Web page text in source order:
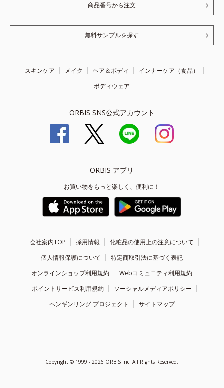
商品番号から注文
無料サンプルを探す
スキンケア メイク ヘア＆ボディ
インナーケア（食品）
ボディウェア
ORBIS SNS公式アカウント
ORBIS アプリ
お買い物をもっと楽しく、便利に！
会社案内TOP 採用情報
化粧品の使用上の注意について
個人情報保護について
特定商取引法に基づく表記
オンラインショップ利用規約
Webコミュニティ利用規約
ポイントサービス利用規約
ソーシャルメディアポリシー
ペンギンリング プロジェクト
サイトマップ
Copyright © 1999 - 2026 ORBIS Inc. All Rights Reserved.